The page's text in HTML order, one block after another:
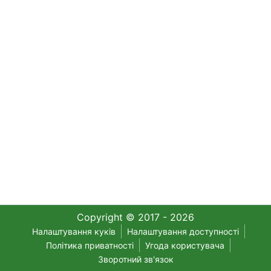
Copyright © 2017 - 2026
Налаштування куків
Налаштування доступності
Політика приватності
Угода користувача
Зворотний зв'язок